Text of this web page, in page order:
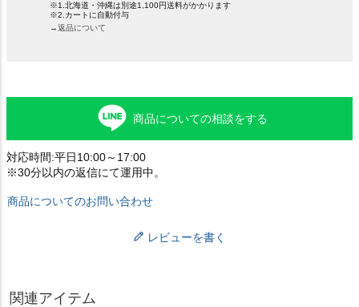
※1.北海道・沖縄は別途1,100円送料がかかります
※2.カートに自動付与
→返品について
商品についての相談をする
対応時間:平日10:00～17:00
※30分以内の返信にて運用中。
商品についてのお問い合わせ
レビューを書く
関連アイテム